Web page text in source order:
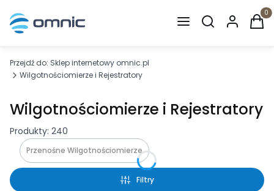
Otwórz
Przejdź do: Sklep internetowy omnic.pl
Wilgotnościomierze i Rejestratory
Wilgotnościomierze i Rejestratory
Produkty: 240
Przenośne Wilgotnościomierze
Filtry